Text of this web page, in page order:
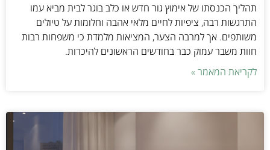
תהליך הכנסתו של אימוץ גור חדש או כלב בוגר לבית מביא עמו
התרגשות רבה, ציפיות לחיים מלאי אהבה וחלומות על טיולים
משותפים. אך למרבה הצער, המציאות מלמדת כי משפחות רבות
חוות משבר עמוק כבר בחודשים הראשונים להיכרות.
לקריאת המאמר »